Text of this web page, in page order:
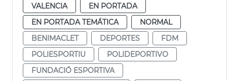
VALENCIA
EN PORTADA
EN PORTADA TEMÁTICA
NORMAL
BENIMACLET
DEPORTES
FDM
POLIESPORTIU
POLIDEPORTIVO
FUNDACIÓ ESPORTIVA